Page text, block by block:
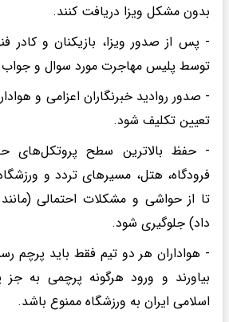
بدون مشکل ویزا دریافت کنند.
- پس از صدور ویزا، بازیکنان و کادر
توسط پلیس مهاجرت مورد سوال و جواب
- صدور روادید خبرنگاران اعزامی و
تعیین تکلیف شود.
- حفظ بالاترین سطح پروتکل‌های
فرودگاه، هتل، مسیرهای تردد و
تا از حواشی و مشکلات احتمالی (مانند
داد) جلوگیری شود.
- هواداران هر دو تیم فقط باید پرچم
بیاورند و ورود هرگونه پرچمی به
اسلامی ایران به ورزشگاه ممنوع باشد.